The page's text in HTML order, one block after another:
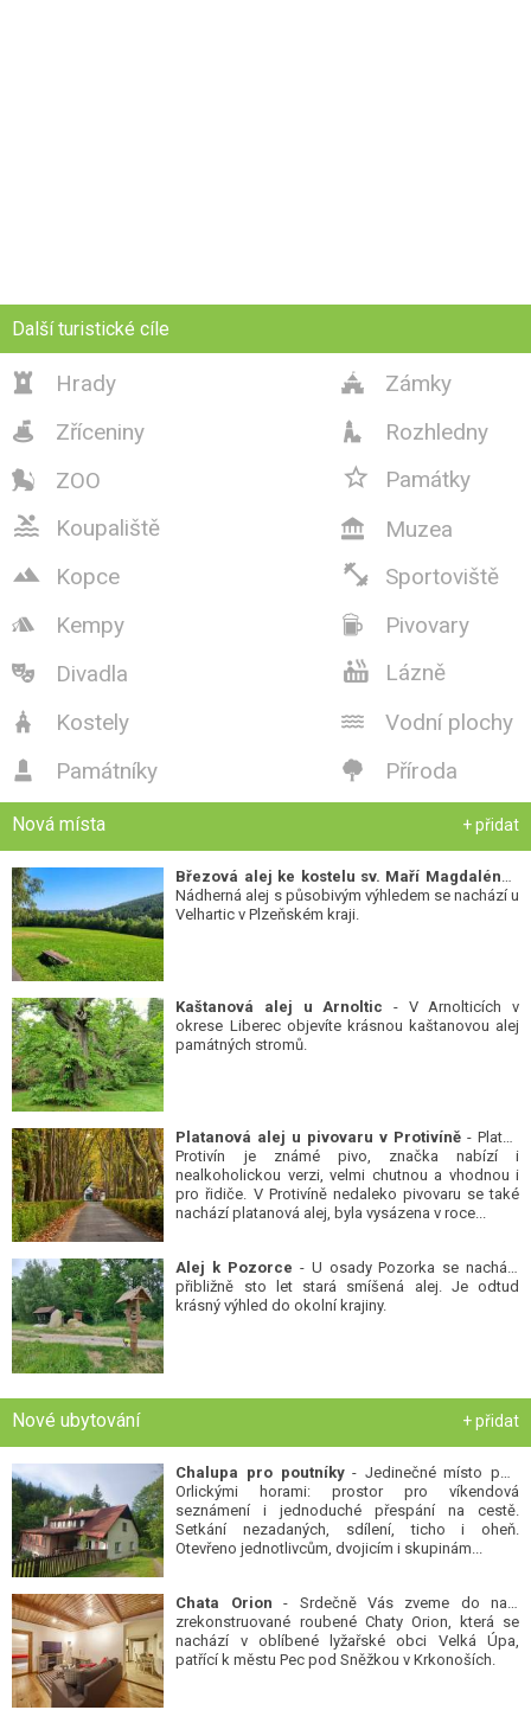
Další turistické cíle
 Hrady  Zámky
 Zříceniny  Rozhledny
 ZOO  Památky
 Koupaliště  Muzea
 Kopce  Sportoviště
 Kempy  Pivovary
 Divadla  Lázně
 Kostely  Vodní plochy
 Památníky  Příroda
Nová místa + přidat
Nádherná alej s působivým výhledem se nachází u
Velhartic v Plzeňském kraji.
Kaštanová alej u Arnoltic - V Arnolticích v
okrese Liberec objevíte krásnou kaštanovou alej
památných stromů.
Platanová alej u pivovaru v Protivíně - Platan
Protivín je známé pivo, značka nabízí i
nealkoholickou verzi, velmi chutnou a vhodnou i
pro řidiče. V Protivíně nedaleko pivovaru se také
nachází platanová alej, byla vysázena v roce...
Alej k Pozorce - U osady Pozorka se nachází
přibližně sto let stará smíšená alej. Je odtud
krásný výhled do okolní krajiny.
Nové ubytování + přidat
Chalupa pro poutníky- Jedinečné místo pod
Orlickými horami: prostor pro víkendová
seznámení i jednoduché přespání na cestě.
Setkání nezadaných, sdílení, ticho i oheň.
Otevřeno jednotlivcům, dvojicím i skupinám...
Chata Orion - Srdečně Vás zveme do naší
zrekonstruované roubené Chaty Orion, která se
nachází v oblíbené lyžařské obci Velká Úpa,
patřící k městu Pec pod Sněžkou v Krkonoších.